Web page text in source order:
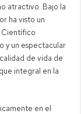
atractivo. Bajo la
ha visto un
Científico
y un espectacular
de vida de
integral en la
en el